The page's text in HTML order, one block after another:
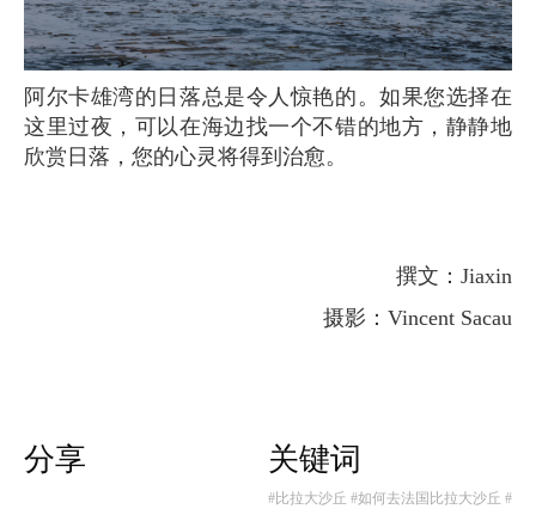
阿尔卡雄湾的日落总是令人惊艳的。如果您选择在
这里过夜，可以在海边找一个不错的地方，静静地
欣赏日落，您的心灵将得到治愈。
撰文：Jiaxin
摄影：Vincent Sacau
分享 关键词
#比拉大沙丘 #如何去法国比拉大沙丘 #